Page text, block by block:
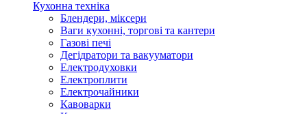
Кухонна техніка
Блендери, міксери
Ваги кухонні, торгові та кантери
Газові печі
Дегідратори та вакууматори
Електродуховки
Електроплити
Електрочайники
Кавоварки